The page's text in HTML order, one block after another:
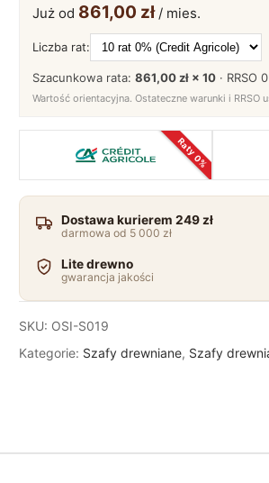
Już od 861,00 zł/ mies.
Liczba rat:
Szacunkowa rata: 861,00 zł × 10· RRSO
Wartość orientacyjna. Ostateczne warunki i RRSO
Raty 0%
Dostawa kurierem 249 zł
darmowa od 5 000 zł
Lite drewno
gwarancja jakości
SKU: OSI-S019
Kategorie: Szafy drewniane, Szafy